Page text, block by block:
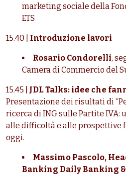
marketing sociale della
ETS
15.40 | Introduzione lavori
Rosario Condorelli,
Camera di Commercio del
15.45 | JDL Talks: idee che
Presentazione dei risultati di
ricerca di ING sulle Partite IVA:
alle difficoltà e alle prospettive
oggi.
Massimo Pascolo,
Banking Daily Banking